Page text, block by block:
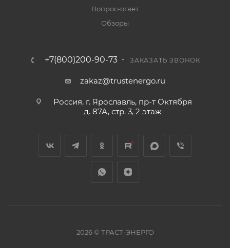
Вопрос-ответ
Обзоры
+7(800)200-90-73 ЗАКАЗАТЬ ЗВОНОК
zakaz@trustenergo.ru
Россия, г. Ярославль, пр-т Октября
д. 87А, стр. 3, 2 этаж
2026 © ТРАСТ-ЭНЕРГО